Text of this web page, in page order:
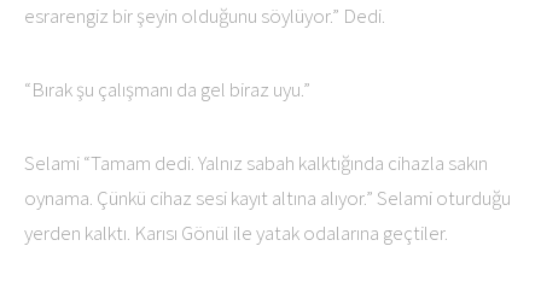
esrarengiz bir şeyin olduğunu söylüyor.” Dedi.
“Bırak şu çalışmanı da gel biraz uyu.”
Selami “Tamam dedi. Yalnız sabah kalktığında cihazla sakın
oynama. Çünkü cihaz sesi kayıt altına alıyor.” Selami oturduğu
yerden kalktı. Karısı Gönül ile yatak odalarına geçtiler.